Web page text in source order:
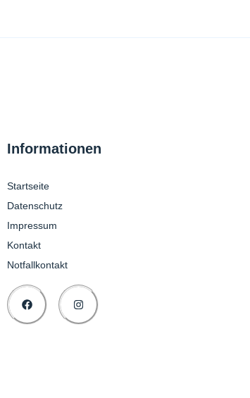
Informationen
Startseite
Datenschutz
Impressum
Kontakt
Notfallkontakt